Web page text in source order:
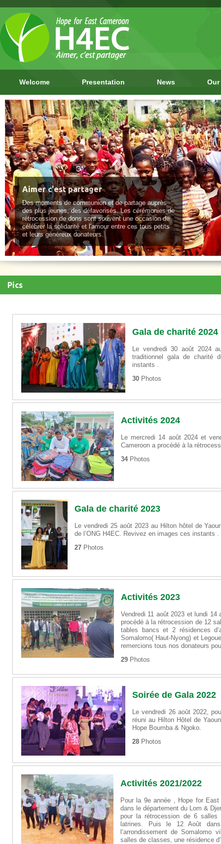
Welcome Presentation News
Aimer c'est partager
Des moments de communion et de partage auprès
des plus jeunes, des défavorisés. Les cérémonies de
rétrocession de dons sont souvent une occasion de
célébrer la solidarité et l'amour entre ces tous petits
et leurs généreux donateurs.
Pics
Gala de charité 2024
Le vendredi 30 août 2024
traditionnel gala de charité
instants .
30 Photos
Activités 2024
Le mercredi 14 août 2024 et
Cameroon a procédé à la
34Photos
Gala de charité 2023
Le vendredi 25 août 2023 au Hilton hôtel de
de l’ONG H4EC. Revivez en images ces instants .
27 Photos
Activités 2023
Vendredi 11 août 2023 et lundi 14
procédé à la rétrocession de 12
tables bancs et 2 résidences
Somalomo( Haut-Nyong) et
remercions tous nos donateurs
29 Photos
Soirée de Gala 2022
Le vendredi 26 août 2022,
réuni au Hilton Hôtel de
Hope Boumba & Ngoko.
28 Photos
Activités 2021/2022
Pour la 9e année , Hope for East
dans le département du Lom &
pour la rétrocession de 6
latrines. Puis le 12 Août
l’arrondissement de Somalomo
salles de classes, une résidence